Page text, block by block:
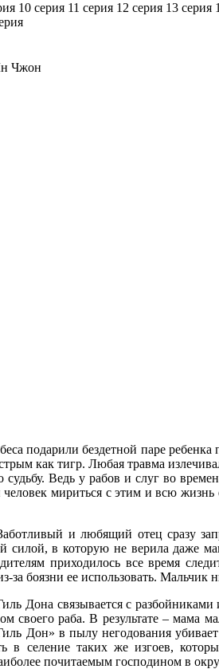
10 серия 11 серия 12 серия 13 серия
Чжон
подарили бездетной паре
как тигр. Любая травма
судьбу. Ведь у рабов и слуг во
мириться с этим и всю жизнь
и любящий отец сразу
силой, в которую не верила даже
приходилось все время
боязни ее использовать. Мальчик
Дона связывается с
своего раба. В результате –
Дон» в пылу негодования
в селение таких же изгоев,
почитаемым господином в